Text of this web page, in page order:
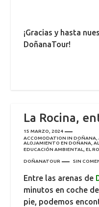
¡Gracias y hasta
DoñanaTour!
La Rocina,
15 MARZO, 2024
ACCOMODATION IN DOÑANA
ALOJAMIENTO EN DOÑANA
EDUCACIÓN AMBIENTAL
EL
DOÑANATOUR SIN
Entre las arenas de
minutos en coche
pie, podemos